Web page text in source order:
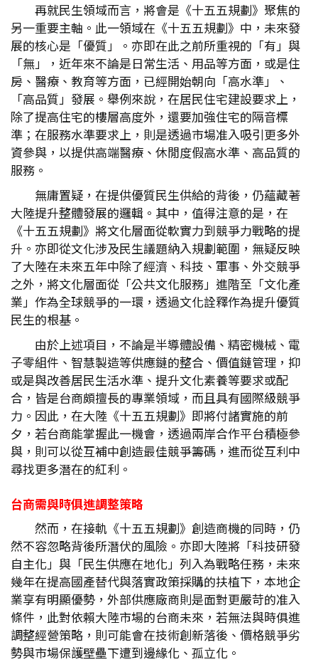
再就民生領域而言，將會是《十五五規劃》聚焦的
另一重要主軸。此一領域在《十五五規劃》中，未來發
展的核心是「優質」。亦即在此之前所重視的「有」與
「無」，近年來不論是日常生活、用品等方面，或是住
房、醫療、教育等方面，已經開始朝向「高水準」、
「高品質」發展。舉例來說，在居民住宅建設要求上，
除了提高住宅的樓層高度外，還要加強住宅的隔音標
準；在服務水準要求上，則是透過市場准入吸引更多外
資參與，以提供高端醫療、休閒度假高水準、高品質的
服務。
無庸置疑，在提供優質民生供給的背後，仍蘊藏著
大陸提升整體發展的邏輯。其中，值得注意的是，在
《十五五規劃》將文化層面從軟實力到競爭力戰略的提
升。亦即從文化涉及民生議題納入規劃範圍，無疑反映
了大陸在未來五年中除了經濟、科技、軍事、外交競爭
之外，將文化層面從「公共文化服務」進階至「文化產
業」作為全球競爭的一環，透過文化詮釋作為提升優質
民生的根基。
由於上述項目，不論是半導體設備、精密機械、電
子零組件、智慧製造等供應鏈的整合、價值鏈管理，抑
或是與改善居民生活水準、提升文化素養等要求或配
合，皆是台商頗擅長的專業領域，而且具有國際級競爭
力。因此，在大陸《十五五規劃》即將付諸實施的前
夕，若台商能掌握此一機會，透過兩岸合作平台積極參
與，則可以從互補中創造最佳競爭籌碼，進而從互利中
尋找更多潛在的紅利。
台商需與時俱進調整策略
然而，在接軌《十五五規劃》創造商機的同時，仍
然不容忽略背後所潛伏的風險。亦即大陸將「科技研發
自主化」與「民生供應在地化」列入為戰略任務，未來
幾年在提高國產替代與落實政策採購的扶植下，本地企
業享有明顯優勢，外部供應廠商則是面對更嚴苛的准入
條件，此對依賴大陸市場的台商未來，若無法與時俱進
調整經營策略，則可能會在技術創新落後、價格競爭劣
勢與市場保護壁壘下遭到邊緣化、孤立化。